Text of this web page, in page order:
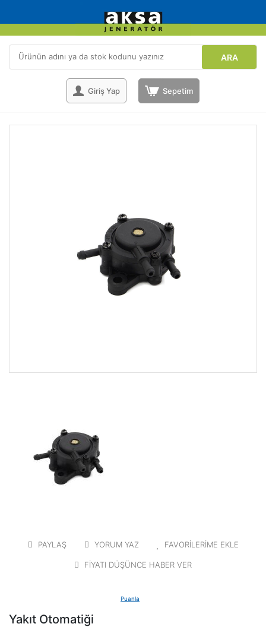
ARA
Giriş Yap Sepetim
PAYLAŞ YORUM YAZ FAVORİLERİME EKLE
FİYATI DÜŞÜNCE HABER VER
Puanla
Yakıt Otomatiği